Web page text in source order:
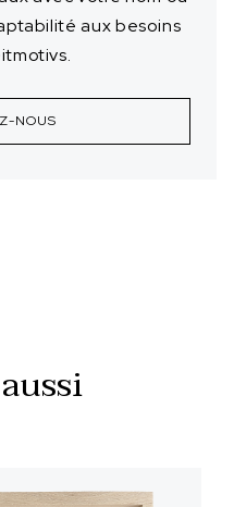
aux besoins
NOUS